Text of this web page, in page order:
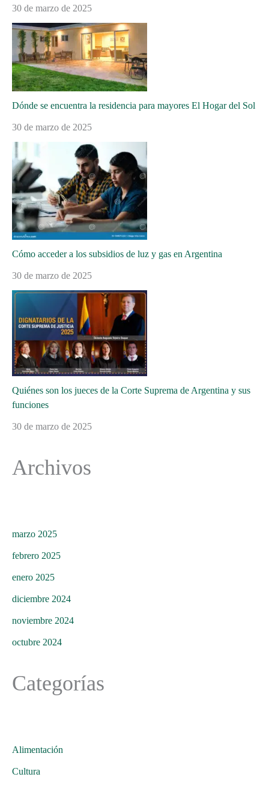
30 de marzo de 2025
Dónde se encuentra la residencia para mayores El Hogar del Sol
30 de marzo de 2025
Cómo acceder a los subsidios de luz y gas en Argentina
30 de marzo de 2025
Quiénes son los jueces de la Corte Suprema de Argentina y sus
funciones
30 de marzo de 2025
Archivos
marzo 2025
febrero 2025
enero 2025
diciembre 2024
noviembre 2024
octubre 2024
Categorías
Alimentación
Cultura